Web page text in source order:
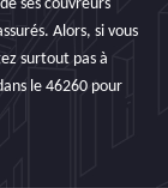
ses couvreurs
Alors, si vous
surtout pas à
le 46260 pour